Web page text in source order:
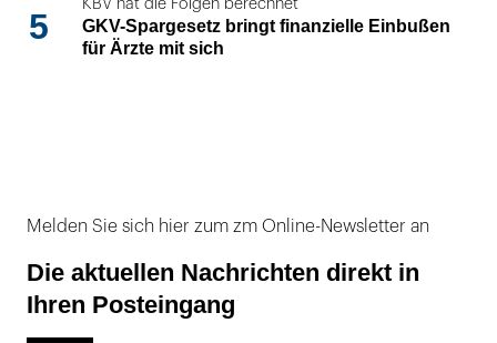
5
KBV hat die Folgen berechnet
GKV-Spargesetz bringt finanzielle Einbußen
für Ärzte mit sich
Melden Sie sich hier zum zm Online-Newsletter an
Die aktuellen Nachrichten direkt in
Ihren Posteingang